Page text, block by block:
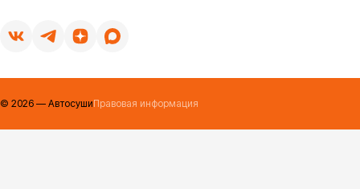
© 2026 — АвтосушиПравовая информация